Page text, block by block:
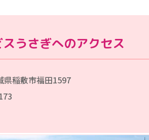
うさぎへのアクセス
稲敷市福田1597